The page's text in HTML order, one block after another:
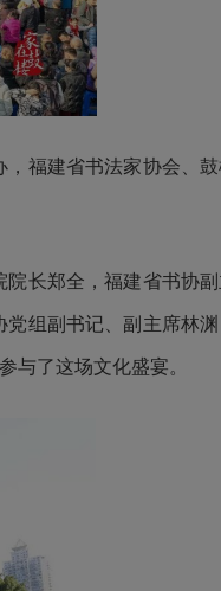
福建省书法家协会、
长郑全，福建省书协
组副书记、副主席林
与了这场文化盛宴。